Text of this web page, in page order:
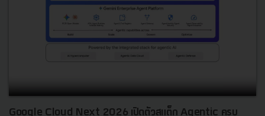
Google Cloud Next 2026 เปิดตัวสแต็ก Agentic ครบ